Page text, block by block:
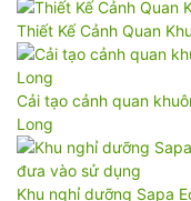
Thiết Kế Cảnh Quan
Cải tạo cảnh quan
Long
Khu nghỉ dưỡng Sapa